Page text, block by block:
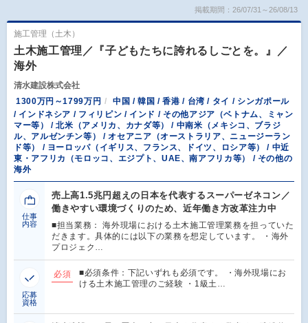
掲載期間：26/07/31～26/08/13
施工管理（土木）
土木施工管理／『子どもたちに誇れるしごとを。』／
海外
清水建設株式会社
1300万円～1799万円
中国 / 韓国 / 香港 / 台湾 / タイ / シンガポール
/ インドネシア / フィリピン / インド / その他アジア（ベトナム、ミャン
マー等） / 北米（アメリカ、カナダ等） / 中南米（メキシコ、ブラジ
ル、アルゼンチン等） / オセアニア（オーストラリア、ニュージーラン
ド等） / ヨーロッパ（イギリス、フランス、ドイツ、ロシア等） / 中近
東・アフリカ（モロッコ、エジプト、UAE、南アフリカ等） / その他の
海外
仕事
内容
売上高1.5兆円超えの日本を代表するスーパーゼネコン／
働きやすい環境づくりのため、近年働き方改革注力中
■担当業務： 海外現場における土木施工管理業務を担っていた
だきます。具体的には以下の業務を想定しています。 ・海外
プロジェク…
応募
資格
必須
■必須条件：下記いずれも必須です。 ・海外現場にお
ける土木施工管理のご経験 ・1級土…